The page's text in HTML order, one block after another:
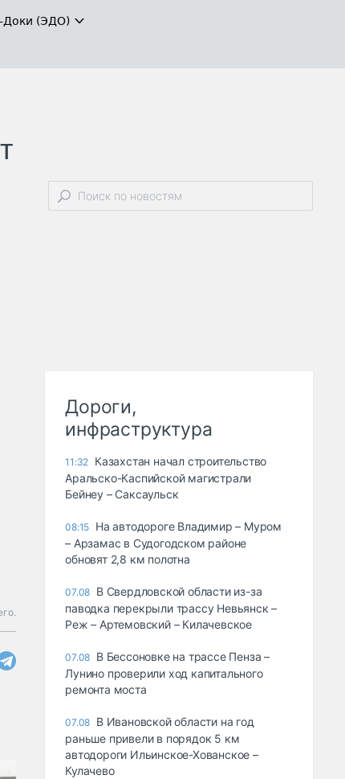
Доки (ЭДО)
Дороги,
инфраструктура
11:32 Казахстан начал строительство
Аральско-Каспийской магистрали
Бейнеу – Саксаульск
08:15 На автодороге Владимир – Муром
– Арзамас в Судогодском районе
обновят 2,8 км полотна
07.08 В Свердловской области из-за
паводка перекрыли трассу Невьянск –
Реж – Артемовский – Килачевское
07.08 В Бессоновке на трассе Пенза –
Лунино проверили ход капитального
ремонта моста
07.08 В Ивановской области на год
раньше привели в порядок 5 км
автодороги Ильинское-Хованское –
Кулачево